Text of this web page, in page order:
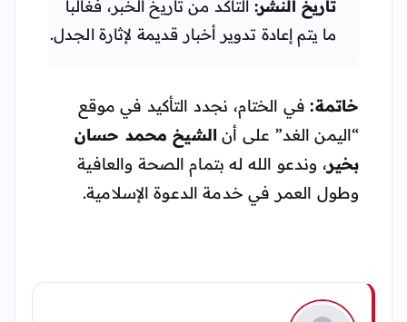
تاريخ النشر: التأكد من تاريخ الخبر، فغالباً
ما يتم إعادة تدوير أخبار قديمة لإثارة الجدل.
خاتمة:في الختام، نجدد التأكيد في موقع
“اليمن الغد” على أن الشيخ محمد حسان
بخير، وندعو الله له بتمام الصحة والعافية
وطول العمر في خدمة الدعوة الإسلامية.